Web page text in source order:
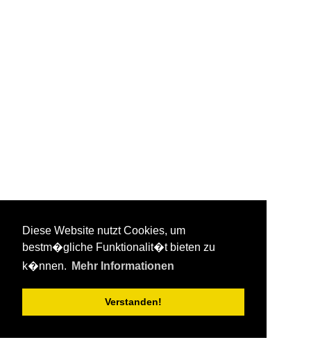
Diese Website nutzt Cookies, um
bestm�gliche Funktionalit�t bieten zu
k�nnen.
Mehr Informationen
Verstanden!